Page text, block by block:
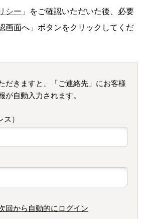
シー 」をご確認いただいた後、必要
画面へ」ボタンをクリックしてくだ
だきますと、「ご連絡先」にお客様
が自動入力されます。
）
回から自動的にログイン